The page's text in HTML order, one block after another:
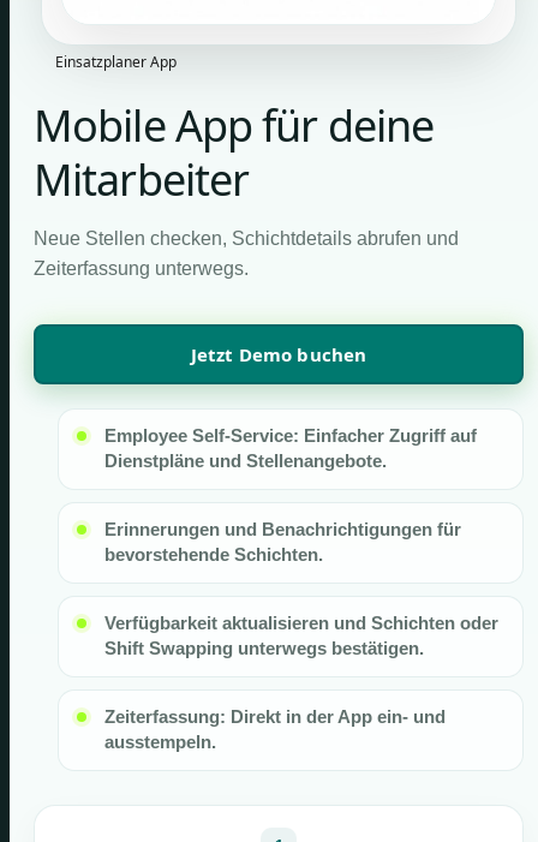
Einsatzplaner App
Mobile App für deine
Mitarbeiter
Neue Stellen checken, Schichtdetails abrufen und
Zeiterfassung unterwegs.
Jetzt Demo buchen
Employee Self-Service: Einfacher Zugriff auf
Dienstpläne und Stellenangebote.
Erinnerungen und Benachrichtigungen für
bevorstehende Schichten.
Verfügbarkeit aktualisieren und Schichten oder
Shift Swapping unterwegs bestätigen.
Zeiterfassung: Direkt in der App ein- und
ausstempeln.